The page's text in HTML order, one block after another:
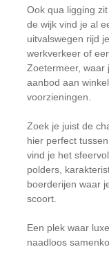
Ook qua ligging
de wijk vind je al
uitvalswegen rijd
werkverkeer of
Zoetermeer, waar
aanbod aan
voorzieningen.
Zoek je juist de
hier perfect
vind je het
polders,
boerderijen waar
scoort.
Een plek waar
naadloos